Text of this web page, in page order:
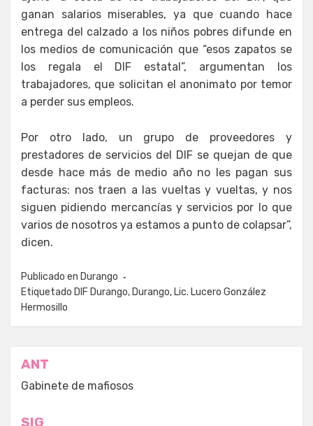
ganan salarios miserables, ya que cuando hace
entrega del calzado a los niños pobres difunde en
los medios de comunicación que “esos zapatos se
los regala el DIF estatal”, argumentan los
trabajadores, que solicitan el anonimato por temor
a perder sus empleos.
Por otro lado, un grupo de proveedores y
prestadores de servicios del DIF se quejan de que
desde hace más de medio año no les pagan sus
facturas: nos traen a las vueltas y vueltas, y nos
siguen pidiendo mercancías y servicios por lo que
varios de nosotros ya estamos a punto de colapsar”,
dicen.
Publicado en Durango
Etiquetado DIF Durango, Durango, Lic. Lucero González
Hermosillo
Navegación
de
entradas
ANT
Gabinete de mafiosos
SIG